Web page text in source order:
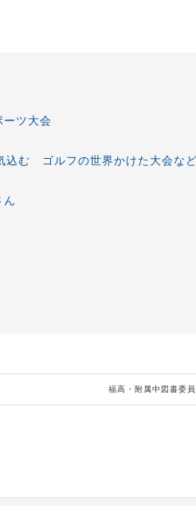
ツ大会
込む ゴルフの世界かけた大会な
福高・附属中図書委